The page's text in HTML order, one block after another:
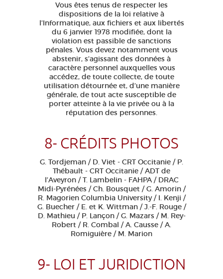
Vous êtes tenus de respecter les
dispositions de la loi relative à
l’Informatique, aux fichiers et aux libertés
du 6 janvier 1978 modifiée, dont la
violation est passible de sanctions
pénales. Vous devez notamment vous
abstenir, s’agissant des données à
caractère personnel auxquelles vous
accédez, de toute collecte, de toute
utilisation détournée et, d’une manière
générale, de tout acte susceptible de
porter atteinte à la vie privée ou à la
réputation des personnes.
8- CRÉDITS PHOTOS
G. Tordjeman / D. Viet - CRT Occitanie / P.
Thébault - CRT Occitanie / ADT de
l’Aveyron / T. Lambelin - FAHPA / DRAC
Midi-Pyrénées / Ch. Bousquet / G. Amorin /
R. Magorien Columbia University / I. Kenji /
G. Buecher / E. et K. Wittman / J.-F. Rouge /
D. Mathieu / P. Lançon / G. Mazars / M. Rey-
Robert / R. Combal / A. Causse / A.
Romiguière / M. Marion
9- LOI ET JURIDICTION